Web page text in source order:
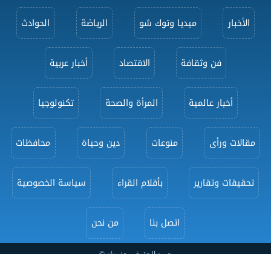
الأخبار ميديا وتوك شو الرياضة الحوادث
فن وثقافة الاقتصاد أخبار عربية
أخبار عالمية المرأة والصحة تكنولوجيا
مقالات ورأى منوعات دين وحياة محافظات
تحقيقات وتقارير بأقلام القراء سياسة الخصوصية
اتصل بنا من نحن